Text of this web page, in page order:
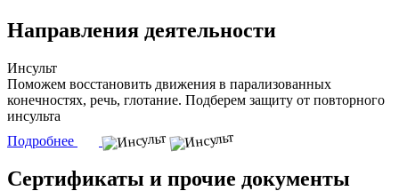
Направления деятельности
Инсульт
Поможем восстановить движения в парализованных
конечностях, речь, глотание. Подберем защиту от повторного
инсульта
Подробнее
Сертификаты и прочие документы